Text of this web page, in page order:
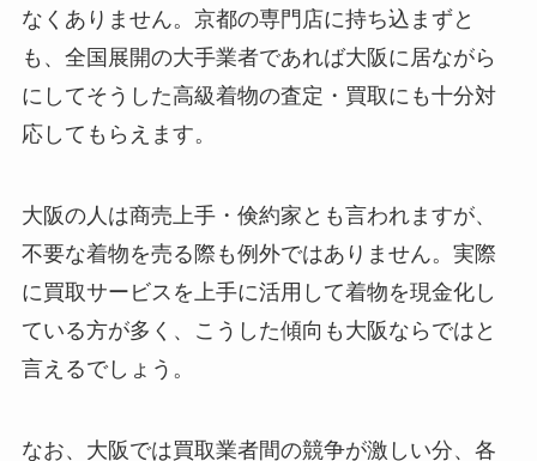
なくありません。京都の専門店に持ち込まずと
も、全国展開の大手業者であれば大阪に居ながら
にしてそうした高級着物の査定・買取にも十分対
応してもらえます。
大阪の人は商売上手・倹約家とも言われますが、
不要な着物を売る際も例外ではありません。実際
に買取サービスを上手に活用して着物を現金化し
ている方が多く、こうした傾向も大阪ならではと
言えるでしょう。
なお、大阪では買取業者間の競争が激しい分、各